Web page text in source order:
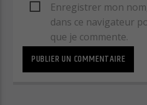
Enregistrer mon
dans ce navigateur
que je commente.